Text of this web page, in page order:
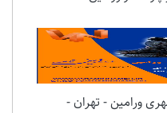
ورامین - تهران -